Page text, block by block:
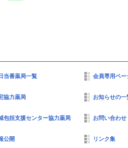
当番薬局一覧
協力薬局
包括支援センター協力薬局
公開
会員専用ペー
お知らせの一
お問い合わせ
リンク集